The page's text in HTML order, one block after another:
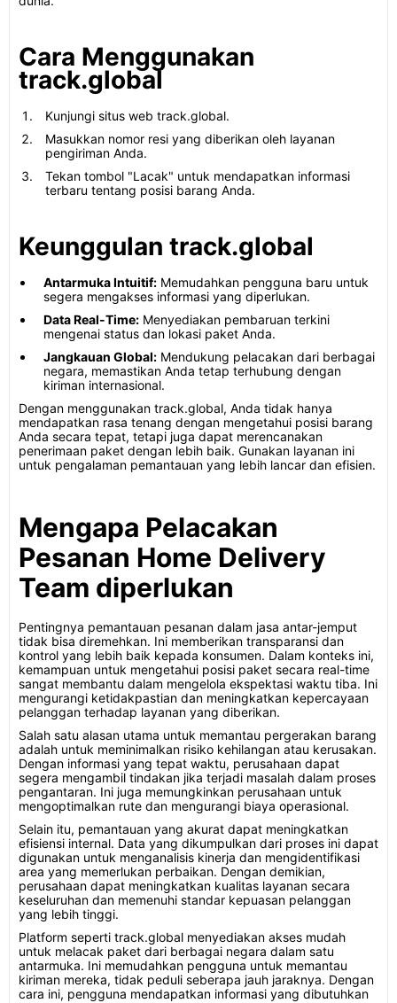
Cara Menggunakan
track.global
Kunjungi situs web track.global.
Masukkan nomor resi yang diberikan oleh layanan
pengiriman Anda.
Tekan tombol "Lacak" untuk mendapatkan informasi
terbaru tentang posisi barang Anda.
Keunggulan track.global
Antarmuka Intuitif: Memudahkan pengguna baru untuk
segera mengakses informasi yang diperlukan.
Data Real-Time: Menyediakan pembaruan terkini
mengenai status dan lokasi paket Anda.
Jangkauan Global: Mendukung pelacakan dari berbagai
negara, memastikan Anda tetap terhubung dengan
kiriman internasional.
Dengan menggunakan track.global, Anda tidak hanya
mendapatkan rasa tenang dengan mengetahui posisi barang
Anda secara tepat, tetapi juga dapat merencanakan
penerimaan paket dengan lebih baik. Gunakan layanan ini
untuk pengalaman pemantauan yang lebih lancar dan efisien.
Mengapa Pelacakan
Pesanan Home Delivery
Team diperlukan
Pentingnya pemantauan pesanan dalam jasa antar-jemput
tidak bisa diremehkan. Ini memberikan transparansi dan
kontrol yang lebih baik kepada konsumen. Dalam konteks ini,
kemampuan untuk mengetahui posisi paket secara real-time
sangat membantu dalam mengelola ekspektasi waktu tiba. Ini
mengurangi ketidakpastian dan meningkatkan kepercayaan
pelanggan terhadap layanan yang diberikan.
Salah satu alasan utama untuk memantau pergerakan barang
adalah untuk meminimalkan risiko kehilangan atau kerusakan.
Dengan informasi yang tepat waktu, perusahaan dapat
segera mengambil tindakan jika terjadi masalah dalam proses
pengantaran. Ini juga memungkinkan perusahaan untuk
mengoptimalkan rute dan mengurangi biaya operasional.
Selain itu, pemantauan yang akurat dapat meningkatkan
efisiensi internal. Data yang dikumpulkan dari proses ini dapat
digunakan untuk menganalisis kinerja dan mengidentifikasi
area yang memerlukan perbaikan. Dengan demikian,
perusahaan dapat meningkatkan kualitas layanan secara
keseluruhan dan memenuhi standar kepuasan pelanggan
yang lebih tinggi.
Platform seperti track.global menyediakan akses mudah
untuk melacak paket dari berbagai negara dalam satu
antarmuka. Ini memudahkan pengguna untuk memantau
kiriman mereka, tidak peduli seberapa jauh jaraknya. Dengan
cara ini, pengguna mendapatkan informasi yang dibutuhkan